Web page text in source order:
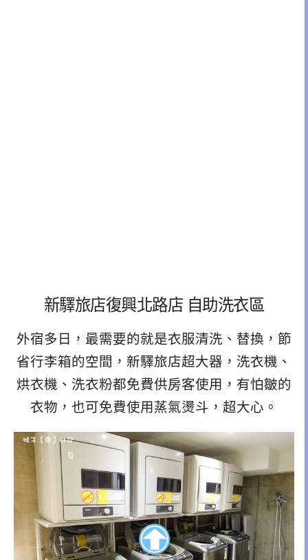
新驛旅店復興北路店 自助洗衣區
外宿多日，最需要的就是衣服清洗、替換，節
省行李箱的空間，新驛旅店超大器，洗衣機、
烘衣機、洗衣粉都免費供房客使用，有怕皺的
衣物，也可免費使用蒸氣燙斗，超大心。